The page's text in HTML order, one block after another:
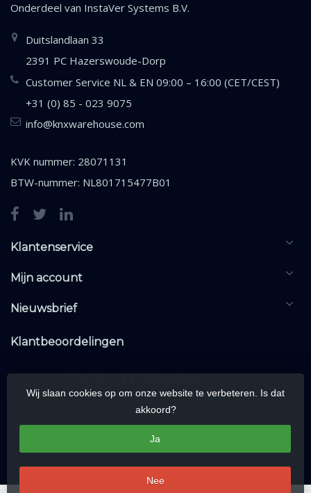
Onderdeel van InstaVer Systems B.V.
Duitslandlaan 33
2391 PC Hazerswoude-Dorp
Customer Service NL & EN 09:00 – 16:00 (CET/CEST)
+31 (0) 85 - 023 9075
info@knxwarehouse.com
KVK nummer: 28071131
BTW-nummer: NL801715477B01
Klantenservice
Mijn account
Nieuwsbrief
Klantbeoordelingen
Wij slaan cookies op om onze website te verbeteren. Is dat
akkoord?
Ja
Nee